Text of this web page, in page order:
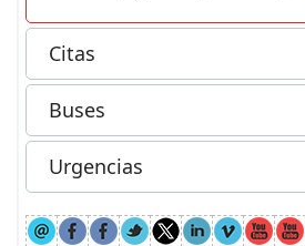
Citas
Buses
Urgencias